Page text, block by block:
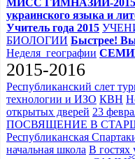
МИСС ГИМНАЗИИ-2015
украинского языка и
Учитель года 2015
БИОЛОГИИ Быстрее!
Неделя_географии
2015-2016
Республиканский слет
технологии и ИЗО КВН
открытых дверей 23
ПОСВЯЩЕНИЕ В
Республиканская
начальная школа В гостях